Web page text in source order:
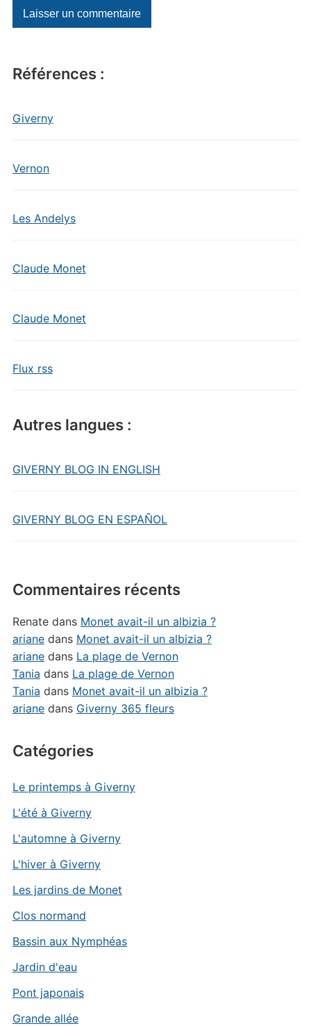
Références :
Giverny
Vernon
Les Andelys
Claude Monet
Claude Monet
Flux rss
Autres langues :
GIVERNY BLOG IN ENGLISH
GIVERNY BLOG EN ESPAÑOL
Commentaires récents
Renatedans Monet avait-il un albizia ?
arianedans Monet avait-il un albizia ?
arianedans La plage de Vernon
Tania dans La plage de Vernon
Tania dans Monet avait-il un albizia ?
arianedans Giverny 365 fleurs
Catégories
Le printemps à Giverny
L'été à Giverny
L'automne à Giverny
L'hiver à Giverny
Les jardins de Monet
Clos normand
Bassin aux Nymphéas
Jardin d'eau
Pont japonais
Grande allée